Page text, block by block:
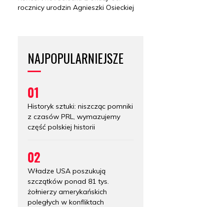
rocznicy urodzin Agnieszki Osieckiej
NAJPOPULARNIEJSZE
01
Historyk sztuki: niszcząc pomniki
z czasów PRL, wymazujemy
część polskiej historii
02
Władze USA poszukują
szczątków ponad 81 tys.
żołnierzy amerykańskich
poległych w konfliktach